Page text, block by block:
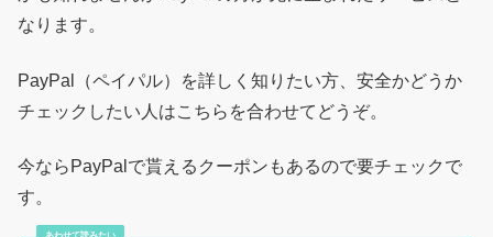
なります。
PayPal（ペイパル）を詳しく知りたい方、安全かどうか
チェックしたい人はこちらを合わせてどうぞ。
今ならPayPalで貰えるクーポンもあるので要チェックで
す。